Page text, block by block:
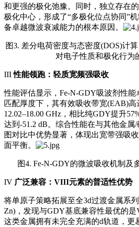
和更强的极化弛豫。同时，独立存在
极化中心，形成了“多极化位点协同”
备卓越微波衰减能力的根本原因。
图3. 差分电荷密度与态密度(DOS)计
对电子性质和极化行为
III性能领跑：轻质宽频强吸收
性能评估显示，Fe‑N‑GDY吸波剂性能
匹配厚度下，其有效吸收带宽(EAB)高
12.02–18.00 GHz，相比纯GDY提升
达到-51.2 dB。综合性能在与其他金属
图对比中优势显著，体现出宽带强吸
面平衡。
图4. Fe‑N‑GDY的微波吸收机制及
IV 广泛兼容：VIII元素的普适性优势
将单原子策略拓展至全3d过渡金属系
Zn)，发现与GDY基底兼容性最优的是
这类金属拥有未完全充满的d轨道，更